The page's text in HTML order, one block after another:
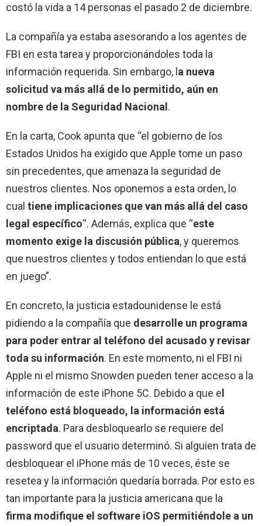
costó la vida a 14 personas el pasado 2 de diciembre.
La compañía ya estaba asesorando a los agentes de
FBI en esta tarea y proporcionándoles toda la
información requerida. Sin embargo, la nueva
solicitud va más allá de lo permitido, aún en
nombre de la Seguridad Nacional.
En la carta, Cook apunta que “el gobierno de los
Estados Unidos ha exigido que Apple tome un paso
sin precedentes, que amenaza la seguridad de
nuestros clientes. Nos oponemos a esta orden, lo
cual tiene implicaciones que van más allá del caso
legal específico“. Además, explica que “este
momento exige la discusión pública, y queremos
que nuestros clientes y todos entiendan lo que está
en juego”.
En concreto, la justicia estadounidense le está
pidiendo a la compañía que desarrolle un programa
para poder entrar al teléfono del acusado y revisar
toda su información. En este momento, ni el FBI ni
Apple ni el mismo Snowden pueden tener acceso a la
información de este iPhone 5C. Debido a que el
teléfono está bloqueado, la información está
encriptada. Para desbloquearlo se requiere del
password que el usuario determinó. Si alguien trata de
desbloquear el iPhone más de 10 veces, éste se
resetea y la información quedaría borrada. Por esto es
tan importante para la justicia americana que la
firma modifique el software iOS permitiéndole a un